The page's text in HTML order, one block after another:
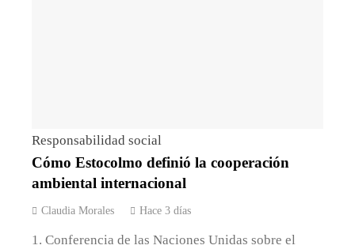
Responsabilidad social
Cómo Estocolmo definió la cooperación
ambiental internacional
Claudia Morales Hace 3 días
1. Conferencia de las Naciones Unidas sobre el